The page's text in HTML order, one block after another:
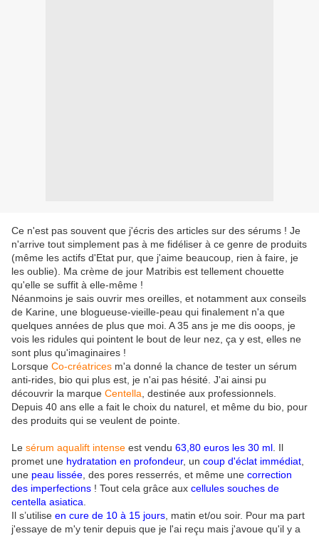
Ce n'est pas souvent que j'écris des articles sur des sérums ! Je
n'arrive tout simplement pas à me fidéliser à ce genre de produits
(même les actifs d'Etat pur, que j'aime beaucoup, rien à faire, je
les oublie). Ma crème de jour Matribis est tellement chouette
qu'elle se suffit à elle-même !
Néanmoins je sais ouvrir mes oreilles, et notamment aux conseils
de Karine, une blogueuse-vieille-peau qui finalement n'a que
quelques années de plus que moi. A 35 ans je me dis ooops, je
vois les ridules qui pointent le bout de leur nez, ça y est, elles ne
sont plus qu'imaginaires !
Lorsque Co-créatrices m'a donné la chance de tester un sérum
anti-rides, bio qui plus est, je n'ai pas hésité. J'ai ainsi pu
découvrir la marque Centella , destinée aux professionnels.
Depuis 40 ans elle a fait le choix du naturel, et même du bio, pour
des produits qui se veulent de pointe.
Le sérum aqualift intense est vendu 63,80 euros les 30 ml . Il
promet une hydratation en profondeur, un coup d'éclat immédiat
une peau lissée , des pores resserrés, et même une correction
des imperfections ! Tout cela grâce aux cellules souches de
centella asiatica
Il s’utilise en cure de 10 à 15 jours , matin et/ou soir. Pour ma part
j'essaye de m'y tenir depuis que je l'ai reçu mais j'avoue qu'il y a